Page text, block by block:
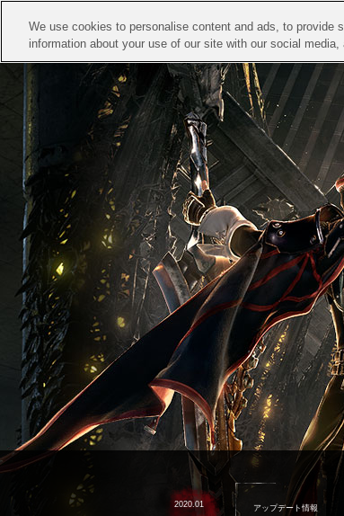
2020.01 アップデート情報
We use cookies to personalise content and ads, to provide
information about your use of our site with our social